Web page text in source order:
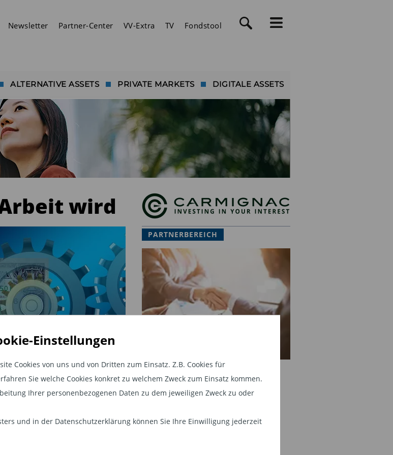
Einstellungen
Cookies von uns und von Dritten zum Einsatz. Z.B. Cookies für
Sie welche Cookies konkret zu welchem Zweck zum Einsatz kommen.
Ihrer personenbezogenen Daten zu dem jeweiligen Zweck zu oder
und in der Datenschutzerklärung können Sie Ihre Einwilligung jederzeit
Newsletter Partner-Center VV-Extra TV Fondstool
ALTERNATIVE ASSETS PRIVATE MARKETS DIGITALE ASSETS
wird
Lohneinkommen
PARTNERBEREICH